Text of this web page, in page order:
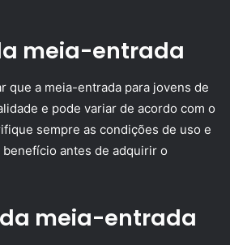
meia-entrada
que a meia-entrada para jovens de
e pode variar de acordo com o
sempre as condições de uso e
benefício antes de adquirir o
meia-entrada